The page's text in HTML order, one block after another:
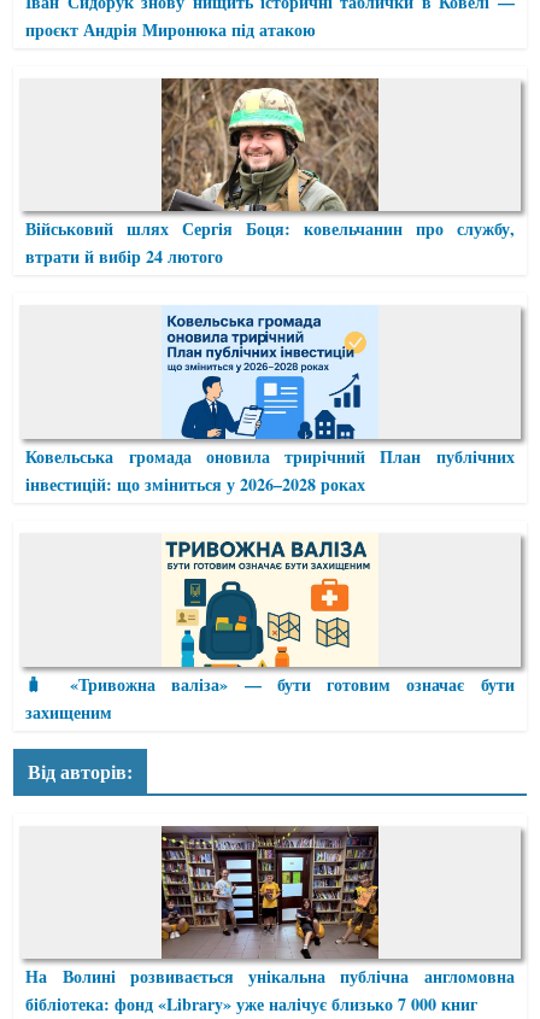
проєкт Андрія Миронюка під атакою
Військовий шлях Сергія Боця: ковельчанин про службу,
втрати й вибір 24 лютого
Ковельська громада оновила трирічний План публічних
інвестицій: що зміниться у 2026–2028 роках
🧳 «Тривожна валіза» — бути готовим означає бути
захищеним
Від авторів:
На Волині розвивається унікальна публічна англомовна
бібліотека: фонд «Library» уже налічує близько 7 000 книг